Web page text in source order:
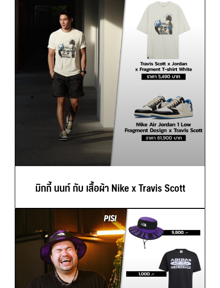
มิกกี้ นนท์ กับ เสื้อผ้า Nike x Travis Scott